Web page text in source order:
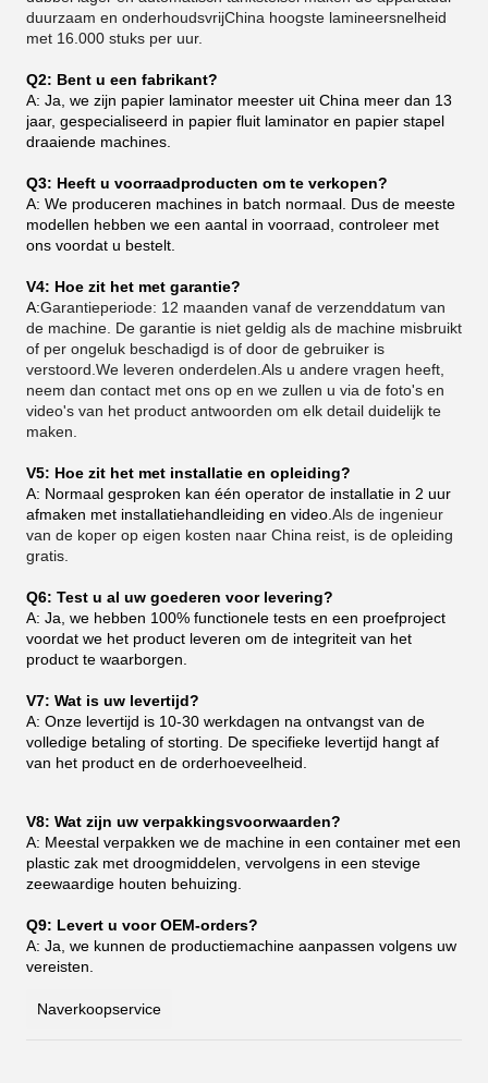
duurzaam en onderhoudsvrijChina hoogste lamineersnelheid
met 16.000 stuks per uur.
Q2: Bent u een fabrikant?
A: Ja, we zijn papier laminator meester uit China meer dan 13
jaar, gespecialiseerd in papier fluit laminator en papier stapel
draaiende machines.
Q3: Heeft u voorraadproducten om te verkopen?
A: We produceren machines in batch normaal. Dus de meeste
modellen hebben we een aantal in voorraad, controleer met
ons voordat u bestelt.
V4: Hoe zit het met garantie?
A:Garantieperiode: 12 maanden vanaf de verzenddatum van
de machine. De garantie is niet geldig als de machine misbruikt
of per ongeluk beschadigd is of door de gebruiker is
verstoord.We leveren onderdelen.Als u andere vragen heeft,
neem dan contact met ons op en we zullen u via de foto's en
video's van het product antwoorden om elk detail duidelijk te
maken.
V5: Hoe zit het met installatie en opleiding?
A: Normaal gesproken kan één operator de installatie in 2 uur
afmaken met installatiehandleiding en video. Als de ingenieur
van de koper op eigen kosten naar China reist, is de opleiding
gratis.
Q6: Test u al uw goederen voor levering?
A: Ja, we hebben 100% functionele tests en een proefproject
voordat we het product leveren om de integriteit van het
product te waarborgen.
V7: Wat is uw levertijd?
A: Onze levertijd is 10-30 werkdagen na ontvangst van de
volledige betaling of storting. De specifieke levertijd hangt af
van het product en de orderhoeveelheid.
V8: Wat zijn uw verpakkingsvoorwaarden?
A: Meestal verpakken we de machine in een container met een
plastic zak met droogmiddelen, vervolgens in een stevige
zeewaardige houten behuizing.
Q9: Levert u voor OEM-orders?
A: Ja, we kunnen de productiemachine aanpassen volgens uw
vereisten.
Naverkoopservice